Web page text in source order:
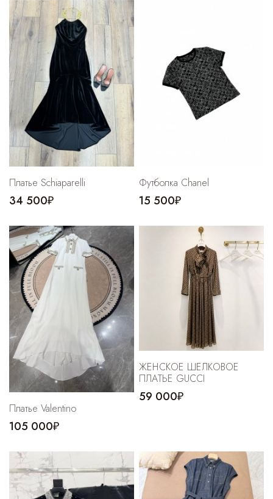
Платье Schiaparelli
34 500₽
Футболка Chanel
15 500₽
Платье Valentino
105 000₽
ЖЕНСКОЕ ШЕЛКОВОЕ
ПЛАТЬЕ GUCCI
59 000₽
Cпортивные брюки
Комбинезоны